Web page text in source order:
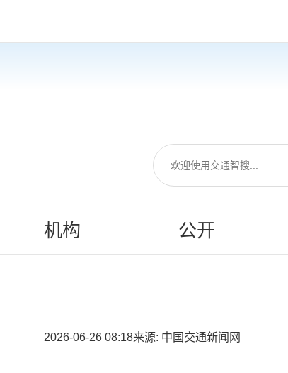
机构 公开
2026-06-26 08:18来源: 中国交通新闻网